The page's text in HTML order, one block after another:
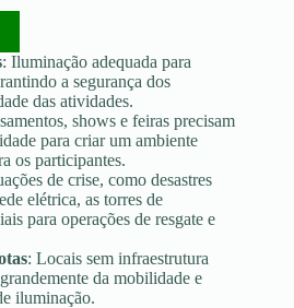
: Iluminação adequada para
a segurança dos
das atividades.
shows e feiras precisam
para criar um ambiente
os participantes.
de crise, como desastres
elétrica, as torres de
para operações de resgate e
: Locais sem infraestrutura
da mobilidade e
iluminação.